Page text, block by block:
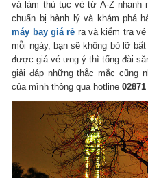
và làm thủ tục vé từ A-Z nhanh
chuẩn bị hành lý và khám phá
máy bay giá rẻ ra và kiểm tra
mỗi ngày, bạn sẽ không bỏ lỡ
được giá vé ưng ý thì tổng đài
giải đáp những thắc mắc cũng
của mình thông qua hotline